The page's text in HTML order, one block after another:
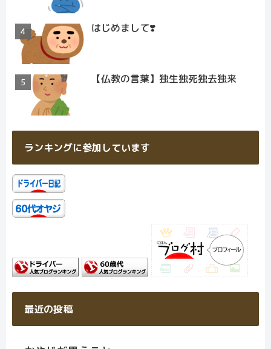
はじめまして❣️
【仏教の言葉】独生独死独去独来
ランキングに参加しています
最近の投稿